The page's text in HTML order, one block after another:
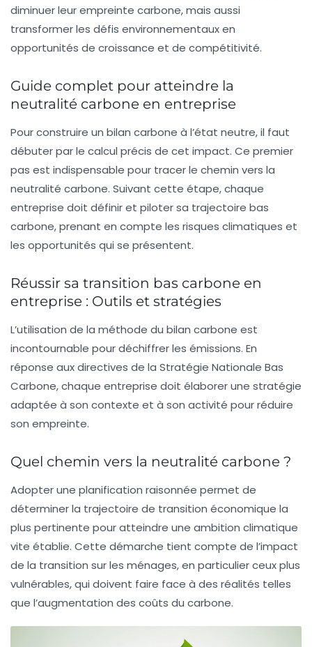
diminuer leur empreinte carbone, mais aussi
transformer les défis environnementaux en
opportunités de croissance et de compétitivité.
Guide complet pour atteindre la
neutralité carbone en entreprise
Pour construire un bilan carbone à l’état neutre, il faut
débuter par le calcul précis de cet impact. Ce premier
pas est indispensable pour tracer le chemin vers la
neutralité carbone. Suivant cette étape, chaque
entreprise doit définir et piloter sa trajectoire bas
carbone, prenant en compte les risques climatiques et
les opportunités qui se présentent.
Réussir sa transition bas carbone en
entreprise : Outils et stratégies
L’utilisation de la méthode du bilan carbone est
incontournable pour déchiffrer les émissions. En
réponse aux directives de la Stratégie Nationale Bas
Carbone, chaque entreprise doit élaborer une stratégie
adaptée à son contexte et à son activité pour réduire
son empreinte.
Quel chemin vers la neutralité carbone ?
Adopter une planification raisonnée permet de
déterminer la trajectoire de transition économique la
plus pertinente pour atteindre une ambition climatique
vite établie. Cette démarche tient compte de l’impact
de la transition sur les ménages, en particulier ceux plus
vulnérables, qui doivent faire face à des réalités telles
que l’augmentation des coûts du carbone.